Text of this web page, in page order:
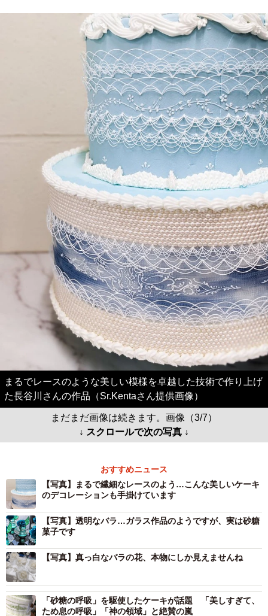
まるでレースのような美しい模様を卓越した技術で作り上げ
た長谷川さんの作品（Sr.Kentaさん提供画像）
まだまだ画像は続きます。画像（3/7）
↓ スクロールで次の写真 ↓
おすすめニュース
【写真】まるで繊細なレースのよう…こんな美しいケーキ
のデコレーションも手掛けています
【写真】透明なバラ…ガラス作品のようですが、実は砂糖
菓子です
【写真】真っ白なバラの花、本物にしか見えませんね
「砂糖の呼吸」を駆使したケーキが話題 「美しすぎて、
ため息の呼吸」「神の領域」と絶賛の嵐